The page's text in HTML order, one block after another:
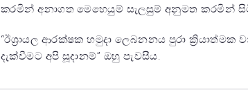
කරමින් අනාගත මෙහෙයුම් සැලසුම් අනුමත කරමින්
“ඊශ්‍රායල ආරක්ෂක හමුදා ලෙබනනය පුරා ක්‍රියාත්මක
දැක්වීමට අපි සූදානම්” ඔහු පැවසීය.